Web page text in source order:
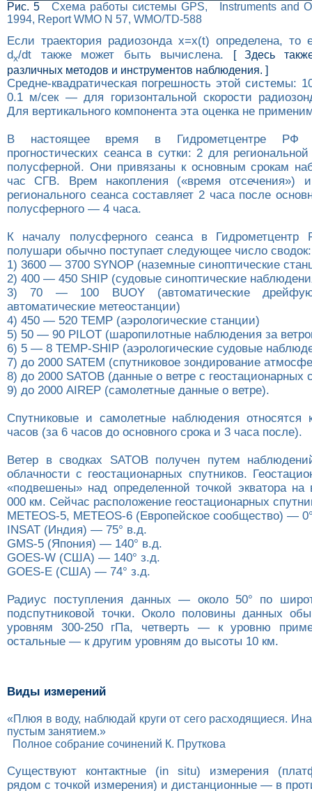
Рис. 5Схема работы системы GPS, Instruments and
1994, Report WMO N 57, WMO/TD-588
Если траектория радиозонда x=x(t) определена, то
dx/dt также может быть вычислена.
[ Здесь
различных методов и инструментов наблюдения. ]
Средне-квадратическая погрешность этой системы:
0.1 м/сек — для горизонтальной скорости
Для вертикального компонента эта оценка не
В настоящее время в Гидрометцентре РФ
прогностических сеанса в сутки: 2 для
полусферной. Они привязаны к основным срокам
час СГВ. Врем накопления («время отсечения»)
регионального сеанса составляет 2 часа после
полусферного — 4 часа.
К началу полусферного сеанса в Гидрометцентр
полушари обычно поступает следующее число сводок:
1) 3600 — 3700 SYNOP (наземные синоптические
2) 400 — 450 SHIP (судовые синоптические
3) 70 — 100 BUOY (автоматические
автоматические метеостанции)
4) 450 — 520 TEMP (аэрологические станции)
5) 50 — 90 PILOT (шаропилотные наблюдения за
6) 5 — 8 TEMP-SHIP (аэрологические судовые
7) до 2000 SATEM (спутниковое зондирование
8) до 2000 SATOB (данные о ветре с геостационарных
9) до 2000 AIREP (самолетные данные о ветре).
Спутниковые и самолетные наблюдения относятся
часов (за 6 часов до основного срока и 3 часа после).
Ветер в сводках SATOB получен путем
облачности с геостационарных спутников.
«подвешены» над определенной точкой экватора на
000 км. Сейчас расположение геостационарных
METEOS-5, METEOS-6 (Европейское сообщество) —
INSAT (Индия) — 75° в.д.
GMS-5 (Япония) — 140° в.д.
GOES-W (США) — 140° з.д.
GOES-E (США) — 74° з.д.
Радиус поступления данных — около 50° по
подспутниковой точки. Около половины данных
уровням 300-250 гПа, четверть — к уровню
остальные — к другим уровням до высоты 10 км.
Виды измерений
«Плюя в воду, наблюдай круги от сего расходящиеся.
пустым занятием.»
Полное собрание сочинений К. Пруткова
Существуют контактные (in situ) измерения
рядом с точкой измерения) и дистанционные — в